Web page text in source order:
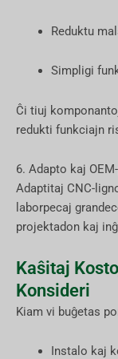
Reduktu
Simpligi
Ĉi tiuj
redukti funkciajn
6. Adapto kaj
Adaptitaj CNC-
laborpecaj
projektadon kaj
Kaŝitaj
Konsideri
Kiam vi buĝetas
Instalo kaj